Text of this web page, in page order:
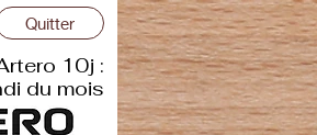
Quitter
10j :
du mois